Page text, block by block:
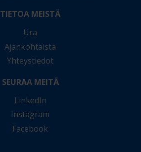
TIETOA MEISTÄ
Ura
Ajankohtaista
Yhteystiedot
SEURAA MEITÄ
LinkedIn
Instagram
Facebook